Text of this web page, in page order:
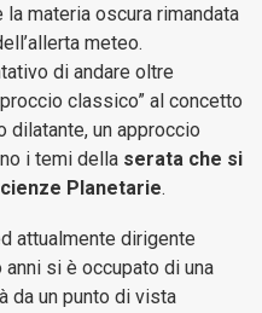
materia oscura rimandata
meteo.
di andare oltre
classico” al concetto
un approccio
i temi della serata che si
Planetarie.
attualmente dirigente
si è occupato di una
da un punto di vista